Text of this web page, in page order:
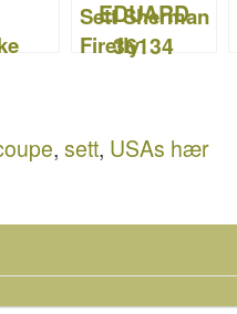
Sett Sherman
Firefly
, sett, USAs hær